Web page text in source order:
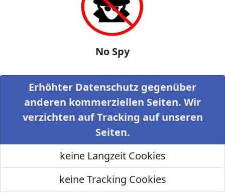
No Spy
Erhöhter Datenschutz gegenüber
anderen kommerziellen Seiten. Wir
verzichten auf Tracking auf unseren
Seiten.
keine Langzeit Cookies
keine Tracking Cookies